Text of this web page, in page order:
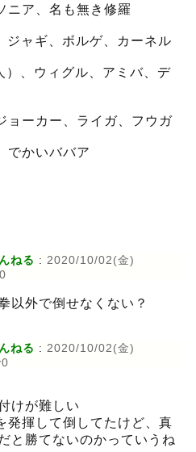
ア、名も無き修羅
ャギ、ボルゲ、カーネル
、ウィグル、アミバ、デ
ーカー、ライガ、フウガ
かいババア
ねる : 2020/10/02(金)
以外で倒せなくない？
ねる : 2020/10/02(金)
けが難しい
発揮して倒してたけど、真
と勝てないのかっていうね